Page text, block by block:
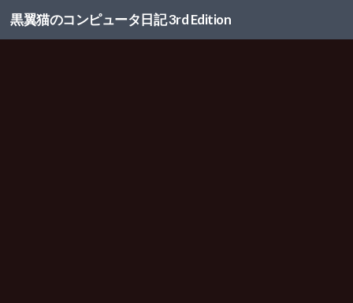
コンテンツへスキップ
黒翼猫のコンピュータ日記 3rd Edition